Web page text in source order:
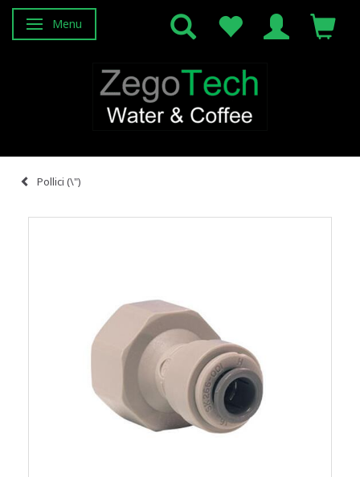
Attiva/disattiva navigazione
Menu
Pollici (\")